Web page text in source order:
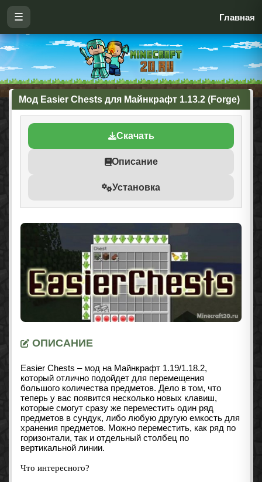
☰ Главная
Мод Easier Chests для Майнкрафт 1.13.2 (Forge)
Скачать
Описание
Установка
ОПИСАНИЕ
Easier Chests – мод на Майнкрафт 1.19/1.18.2,
который отлично подойдет для перемещения
большого количества предметов. Дело в том, что
теперь у вас появится несколько новых клавиш,
которые смогут сразу же переместить один ряд
предметов в сундук, либо любую другую емкость для
хранения предметов. Можно переместить, как ряд по
горизонтали, так и отдельный столбец по
вертикальной линии.
Что интересного?